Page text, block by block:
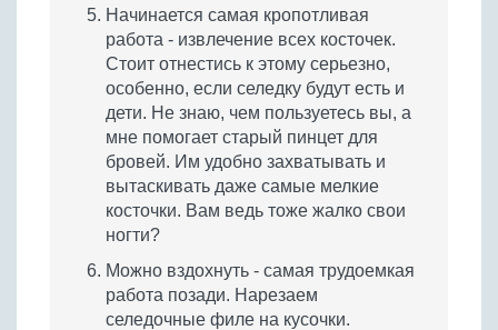
Начинается самая кропотливая
работа - извлечение всех косточек.
Стоит отнестись к этому серьезно,
особенно, если селедку будут есть и
дети. Не знаю, чем пользуетесь вы, а
мне помогает старый пинцет для
бровей. Им удобно захватывать и
вытаскивать даже самые мелкие
косточки. Вам ведь тоже жалко свои
ногти?
Можно вздохнуть - самая трудоемкая
работа позади. Нарезаем
селедочные филе на кусочки.